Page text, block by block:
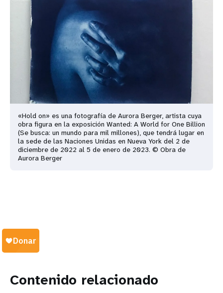
«Hold on» es una fotografía de Aurora Berger, artista cuya
obra figura en la exposición Wanted: A World for One Billion
(Se busca: un mundo para mil millones), que tendrá lugar en
la sede de las Naciones Unidas en Nueva York del 2 de
diciembre de 2022 al 5 de enero de 2023. © Obra de
Aurora Berger
Contenido relacionado